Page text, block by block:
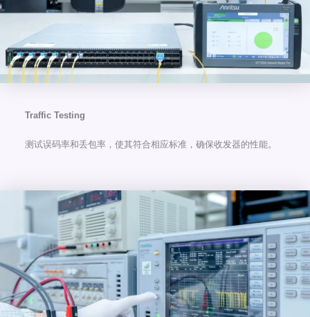
Traffic Testing
测试误码率和丢包率，使其符合相应标准，确保收发器的性能。